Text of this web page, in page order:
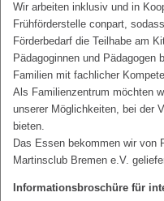
Wir arbeiten inklusiv und in
Frühförderstelle conpart,
Förderbedarf die Teilhabe am
Pädagoginnen und Pädagogen
Familien mit fachlicher
Als Familienzentrum möchten
unserer Möglichkeiten, bei der
bieten.
Das Essen bekommen wir von
Martinsclub Bremen e.V.
Informationsbroschüre für